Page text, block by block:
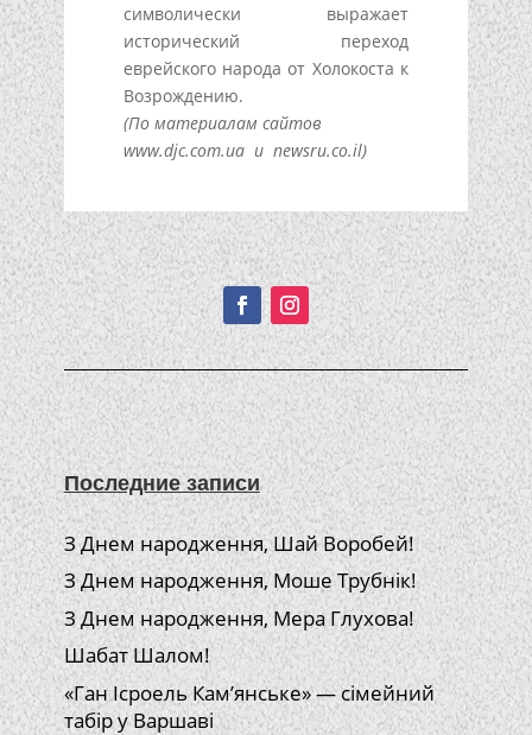
символически выражает
исторический переход
еврейского народа от Холокоста к
Возрождению.
(По материалам сайтов
www.djc.com.ua и newsru.co.il)
Подписывайтесь!
Последние записи
З Днем народження, Шай Воробей!
З Днем народження, Моше Трубнік!
З Днем народження, Мера Глухова!
Шабат Шалом!
«Ган Ісроель Кам’янське» — сімейний
табір у Варшаві